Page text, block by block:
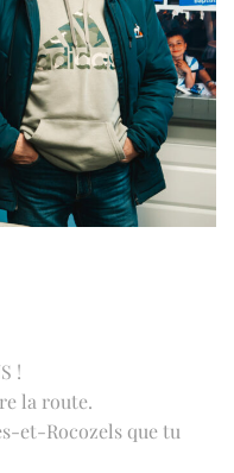
!
la route.
et-Rocozels que tu